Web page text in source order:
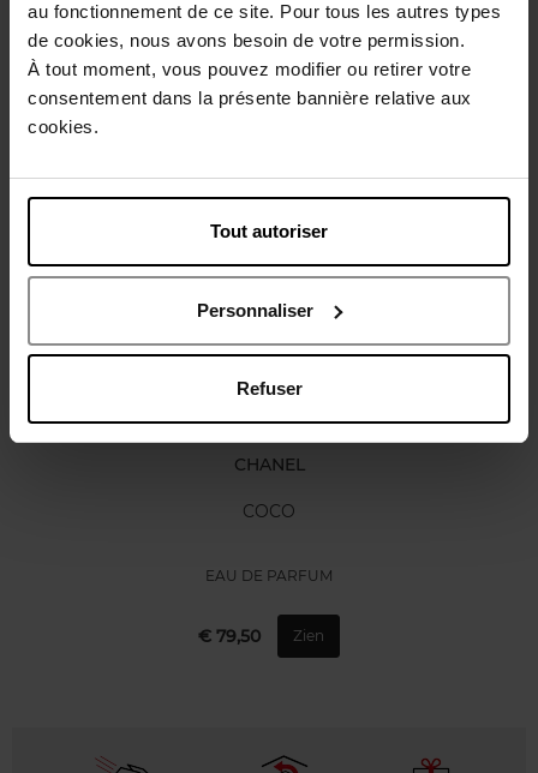
au fonctionnement de ce site. Pour tous les autres types
de cookies, nous avons besoin de votre permission.
À tout moment, vous pouvez modifier ou retirer votre
consentement dans la présente bannière relative aux
cookies.
Tout autoriser
Personnaliser
Refuser
Gebruiksadvies
Nog iets vergeten ?
CHANEL
COCO
EAU DE PARFUM
€ 79,50 Zien